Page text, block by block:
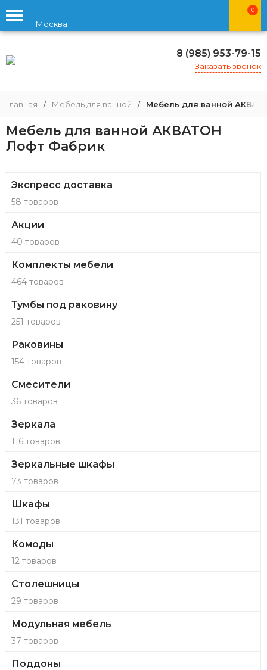
Москва
0
8 (985) 953-79-15
Заказать звонок
Главная / Мебель для ванной / Мебель для ванной
Мебель для ванной АКВАТОН
Лофт Фабрик
Экспресс доставка
58 товаров
Акции
40 товаров
Комплекты мебели
464 товаров
Тумбы под раковину
251 товаров
Раковины
154 товаров
Смесители
36 товаров
Зеркала
116 товаров
Зеркальные шкафы
73 товаров
Шкафы
131 товаров
Комоды
12 товаров
Столешницы
29 товаров
Модульная мебель
37 товаров
Поддоны